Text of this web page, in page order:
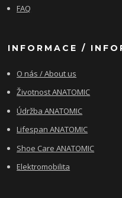
FAQ
INFORMACE /
O nás / About us
Životnost ANATOMIC
Údržba ANATOMIC
Lifespan ANATOMIC
Shoe Care ANATOMIC
Elektromobilita